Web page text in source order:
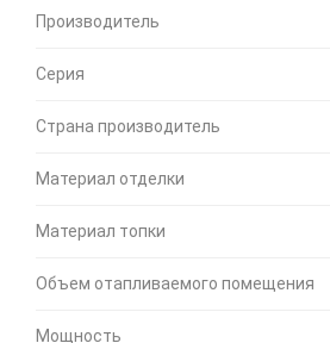
Производитель
Серия
Страна производитель
Материал отделки
Материал топки
Объем отапливаемого помещения
Мощность